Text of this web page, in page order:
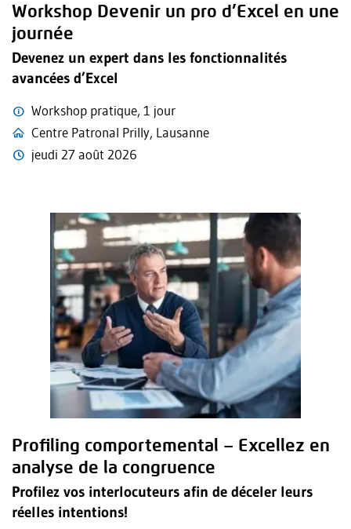
Workshop Devenir un pro d’Excel en une
journée
Devenez un expert dans les fonctionnalités
avancées d’Excel
Workshop pratique, 1 jour
Centre Patronal Prilly, Lausanne
jeudi 27 août 2026
Profiling comportemental – Excellez en
analyse de la congruence
Profilez vos interlocuteurs afin de déceler leurs
réelles intentions!